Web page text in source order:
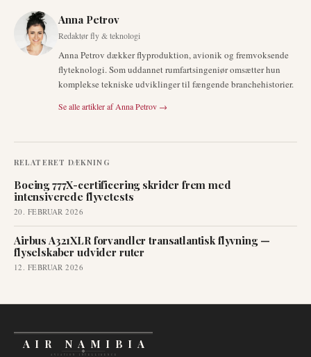
Anna Petrov
Redaktør fly & teknologi
Anna Petrov dækker flyproduktion, avionik og fremvoksende
flyteknologi. Som uddannet rumfartsingeniør omsætter hun
komplekse tekniske udviklinger til fængende branchehistorier.
Se alle artikler af Anna Petrov →
RELATERET DÆKNING
Boeing 777X-certificering skrider frem med
intensiverede flyvetests
20. FEBRUAR 2026
Airbus A321XLR forvandler transatlantisk flyvning —
flyselskaber udvider ruter
12. FEBRUAR 2026
AIR NAMIBIA
AVIATION INTELLIGENCE